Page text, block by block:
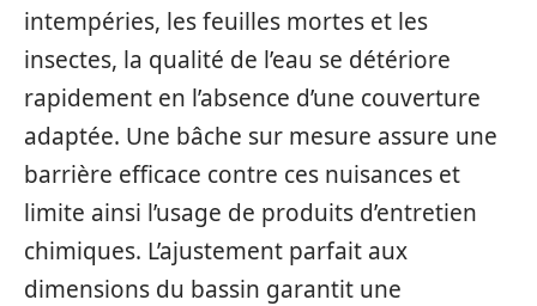
intempéries, les feuilles mortes et les
insectes, la qualité de l’eau se détériore
rapidement en l’absence d’une couverture
adaptée. Une bâche sur mesure assure une
barrière efficace contre ces nuisances et
limite ainsi l’usage de produits d’entretien
chimiques. L’ajustement parfait aux
dimensions du bassin garantit une